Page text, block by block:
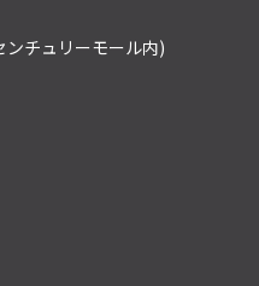
チュリーモール内)